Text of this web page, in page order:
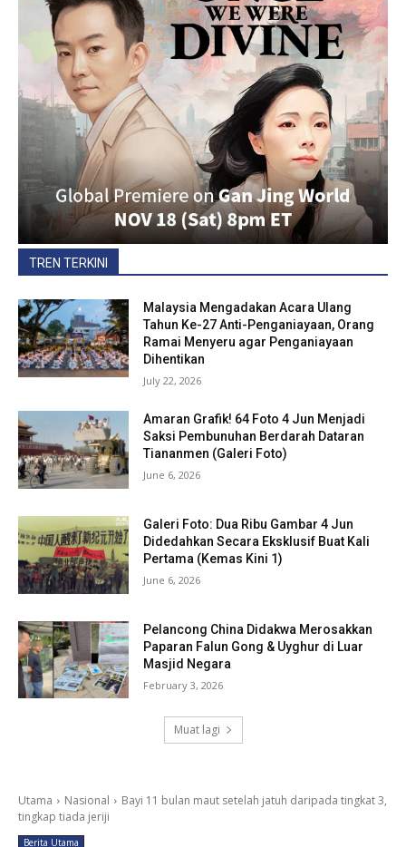
TREN TERKINI
Malaysia Mengadakan Acara Ulang
Tahun Ke-27 Anti-Penganiayaan, Orang
Ramai Menyeru agar Penganiayaan
Dihentikan
July 22, 2026
Amaran Grafik! 64 Foto 4 Jun Menjadi
Saksi Pembunuhan Berdarah Dataran
Tiananmen (Galeri Foto)
June 6, 2026
Galeri Foto: Dua Ribu Gambar 4 Jun
Didedahkan Secara Eksklusif Buat Kali
Pertama (Kemas Kini 1)
June 6, 2026
Pelancong China Didakwa Merosakkan
Paparan Falun Gong & Uyghur di Luar
Masjid Negara
February 3, 2026
Muat lagi